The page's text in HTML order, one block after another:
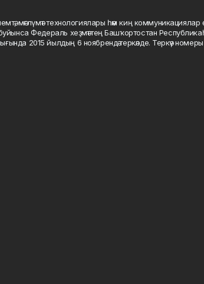
мәғлүмәт технологиялары һәм киң коммуникациялар
буйынса Федераль хеҙмәттең Башҡортостан
2015 йылдың 6 ноябрендә теркәлде. Теркәү